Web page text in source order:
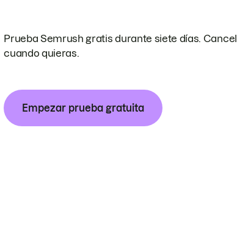
Prueba Semrush gratis durante siete días.
cuando quieras.
Empezar prueba gratuita